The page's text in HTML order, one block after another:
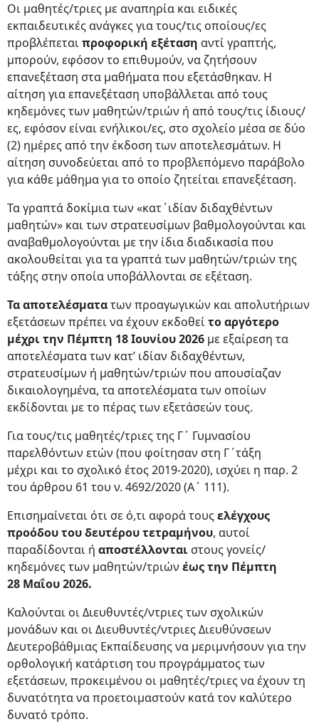
Οι μαθητές/τριες με αναπηρία και ειδικές
εκπαιδευτικές ανάγκες για τους/τις οποίους/ες
προβλέπεταιπροφορική εξέταση αντί γραπτής,
μπορούν, εφόσον το επιθυμούν, να ζητήσουν
επανεξέταση στα μαθήματα που εξετάσθηκαν. Η
αίτηση για επανεξέταση υποβάλλεται από τους
κηδεμόνες των μαθητών/τριών ή από τους/τις ίδιους/
ες, εφόσον είναι ενήλικοι/ες, στο σχολείο μέσα σε δύο
(2) ημέρες από την έκδοση των αποτελεσμάτων. Η
αίτηση συνοδεύεται από το προβλεπόμενο παράβολο
για κάθε μάθημα για το οποίο ζητείται επανεξέταση.
Τα γραπτά δοκίμια των «κατ΄ιδίαν διδαχθέντων
μαθητών» και των στρατευσίμων βαθμολογούνται και
αναβαθμολογούνται με την ίδια διαδικασία που
ακολουθείται για τα γραπτά των μαθητών/τριών της
τάξης στην οποία υποβάλλονται σε εξέταση.
Τα αποτελέσματατων προαγωγικών και απολυτήριων
εξετάσεων πρέπει να έχουν εκδοθείτο αργότερο
μέχρι την Πέμπτη 18 Ιουνίου 2026 με εξαίρεση τα
αποτελέσματα των κατ’ ιδίαν διδαχθέντων,
στρατευσίμων ή μαθητών/τριών που απουσίαζαν
δικαιολογημένα, τα αποτελέσματα των οποίων
εκδίδονται με το πέρας των εξετάσεών τους.
Για τους/τις μαθητές/τριες της Γ΄ Γυμνασίου
παρελθόντων ετών (που φοίτησαν στη Γ΄τάξη
μέχρι και το σχολικό έτος 2019-2020), ισχύει η παρ. 2
του άρθρου 61 του ν. 4692/2020 (Α΄ 111).
Επισημαίνεται ότι σε ό,τι αφορά τουςελέγχους
προόδου του δευτέρου τετραμήνου, αυτοί
παραδίδονται ή αποστέλλονται στους γονείς/
κηδεμόνες των μαθητών/τριών έως την Πέμπτη
28 Μαΐου 2026.
Καλούνται οι Διευθυντές/ντριες των σχολικών
μονάδων και οι Διευθυντές/ντριες Διευθύνσεων
Δευτεροβάθμιας Εκπαίδευσης να μεριμνήσουν για την
ορθολογική κατάρτιση του προγράμματος των
εξετάσεων, προκειμένου οι μαθητές/τριες να έχουν τη
δυνατότητα να προετοιμαστούν κατά τον καλύτερο
δυνατό τρόπο.